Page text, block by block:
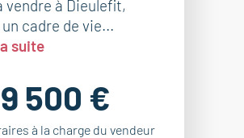
vendre à Dieulefit,
cadre de vie...
suite
500 €
à la charge du vendeur